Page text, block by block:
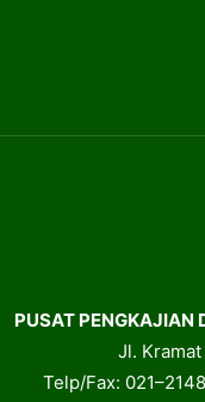
PUSAT PENGKAJIAN
Jl.
Telp/Fax: